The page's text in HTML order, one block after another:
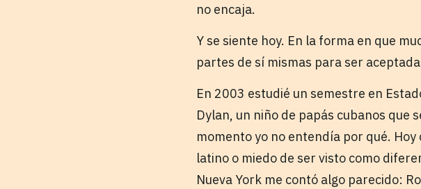
no encaja.
Y se siente hoy. En la forma en que
partes de sí mismas para ser
En 2003 estudié un semestre en
Dylan, un niño de papás cubanos que
momento yo no entendía por qué.
latino o miedo de ser visto como
Nueva York me contó algo parecido: